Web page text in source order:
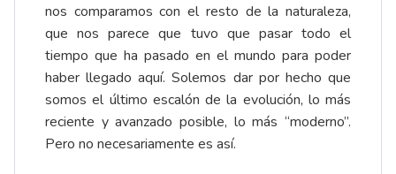
nos comparamos con el resto de la naturaleza,
que nos parece que tuvo que pasar todo el
tiempo que ha pasado en el mundo para poder
haber llegado aquí. Solemos dar por hecho que
somos el último escalón de la evolución, lo más
reciente y avanzado posible, lo más “moderno”.
Pero no necesariamente es así.